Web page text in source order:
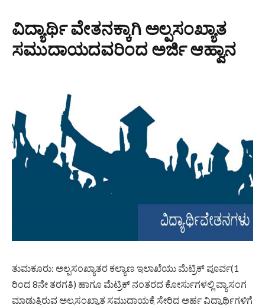
ವಿದ್ಯಾರ್ಥಿ ವೇತನಕ್ಕಾಗಿ ಅಲ್ಪಸಂಖ್ಯಾತ
ಸಮುದಾಯದವರಿಂದ ಅರ್ಜಿ ಆಹ್ವಾನ
ತುಮಕೂರು: ಅಲ್ಪಸಂಖ್ಯಾತರ ಕಲ್ಯಾಣ ಇಲಾಖೆಯು ಮೆಟ್ರಿಕ್ ಪೂರ್ವ(1
ರಿಂದ 8ನೇ ತರಗತಿ) ಹಾಗೂ ಮೆಟ್ರಿಕ್ ನಂತರದ ಕೋರ್ಸುಗಳಲ್ಲಿ ವ್ಯಾಸಂಗ
ಮಾಡುತ್ತಿರುವ ಅಲ್ಪಸಂಖ್ಯಾತ ಸಮುದಾಯಕ್ಕೆ ಸೇರಿದ ಅರ್ಹ ವಿದ್ಯಾರ್ಥಿಗಳಿಗೆ